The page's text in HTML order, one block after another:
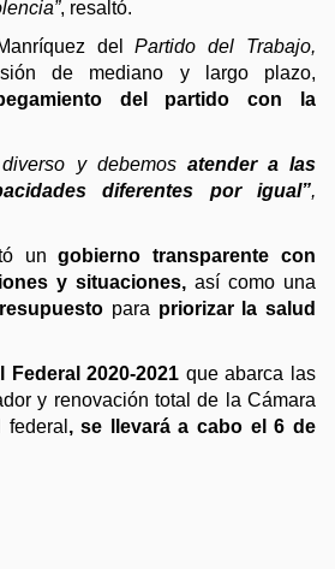
, resaltó.
del
del partido con la
y debemos atender a las
diferentes por igual”
un gobierno transparente con
y situaciones,
para priorizar la salud
Federal 2020-2021 que abarca las
y renovación total de la Cámara
, se llevará a cabo el 6 de